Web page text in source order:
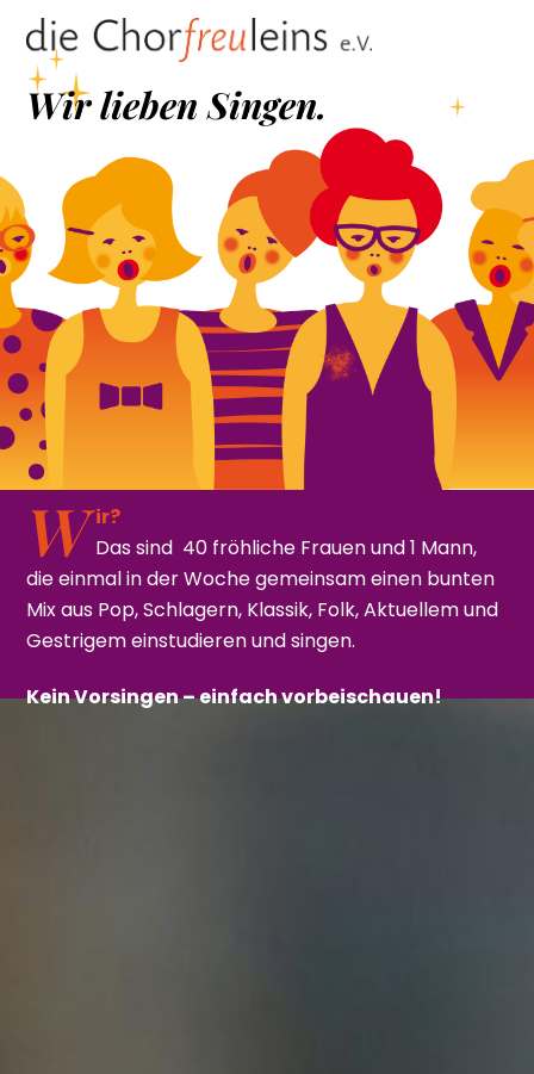
content
Wir lieben Singen.
W ir?
Das sind 40 fröhliche Frauen und 1 Mann,
die einmal in der Woche gemeinsam einen bunten
Mix aus Pop, Schlagern, Klassik, Folk, Aktuellem und
Gestrigem einstudieren und singen.
Kein Vorsingen – einfach vorbeischauen!